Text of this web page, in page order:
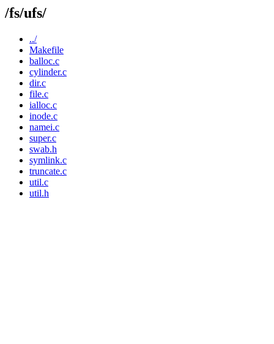
/fs/ufs/
../
Makefile
balloc.c
cylinder.c
dir.c
file.c
ialloc.c
inode.c
namei.c
super.c
swab.h
symlink.c
truncate.c
util.c
util.h